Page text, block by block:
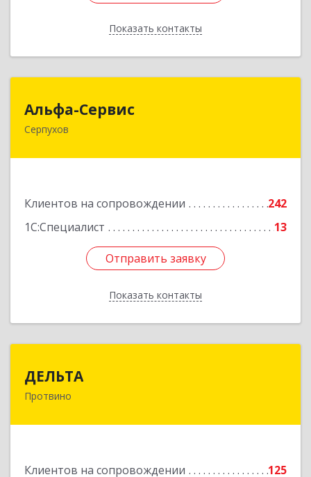
Показать контакты
Назад
Альфа-Сервис
Серпухов
Клиентов на сопровождении
242
1С:Специалист
13
Отправить заявку
Показать контакты
Отправить заявку
Назад
ДЕЛЬТА
Протвино
Клиентов на сопровождении 125